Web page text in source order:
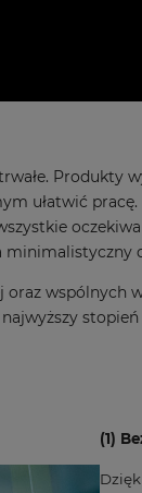
Produkty
ułatwić
oraz wspólnych
(1)